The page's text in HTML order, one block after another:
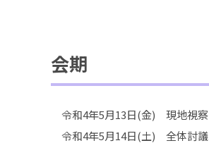
会期
令和4年5月13日(金) 現地視察
令和4年5月14日(土) 全体討議